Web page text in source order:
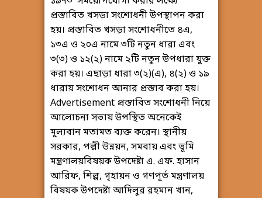
প্রস্তাবিত খসড়া সংশোধনী উপস্থাপন করা
হয়। প্রস্তাবিত খসড়া সংশোধনীতে ৪এ,
১৩এ ও ২০এ নামে ৩টি নতুন ধারা এবং
৩(৩) ও ১২(২) নামে ২টি নতুন উপধারা যুক্ত
করা হয়। এছাড়া ধারা ৩(২)(এ), ৪(২) ও ১৯
ধারায় সংশোধন আনার প্রস্তাব করা হয়।
Advertisement প্রস্তাবিত সংশোধনী নিয়ে
আলোচনা সভায় উপস্থিত অনেকেই
মূল্যবান মতামত ব্যক্ত করেন। স্থানীয়
সরকার, পল্লী উন্নয়ন, সমবায় এবং ভূমি
মন্ত্রণালয়বিষয়ক উপদেষ্টা এ. এফ. হাসান
আরিফ, শিল্প, গৃহায়ন ও গণপূর্ত মন্ত্রণালয়
বিষয়ক উপদেষ্টা আদিলুর রহমান খান,